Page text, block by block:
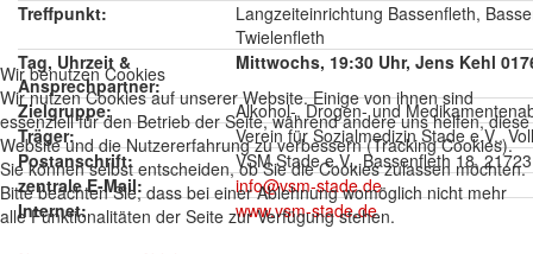
Treffpunkt:
Langzeiteinrichtung Bassenfleth,
Twielenfleth
Tag, Uhrzeit &
Ansprechpartner:
Mittwochs, 19:30 Uhr, Jens Kehl
Zielgruppe:
Alkohol-, Drogen- und
Träger:
Verein für Sozialmedizin Stade e.V.,
Postanschrift:
VSM Stade e.V., Bassenfleth 18,
zentrale E-Mail:
info@vsm-stade.de
Internet:
www.vsm-stade.de
Wir benutzen Cookies
Wir nutzen Cookies auf unserer Website. Einige von ihnen sind
essenziell für den Betrieb der Seite, während andere uns helfen, diese
Website und die Nutzererfahrung zu verbessern (Tracking Cookies).
Sie können selbst entscheiden, ob Sie die Cookies zulassen möchten.
Bitte beachten Sie, dass bei einer Ablehnung womöglich nicht mehr
alle Funktionalitäten der Seite zur Verfügung stehen.